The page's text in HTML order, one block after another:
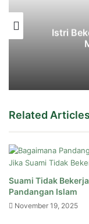
Istri
Related Articles
Suami Tidak
Pandangan Islam
November 19, 2025